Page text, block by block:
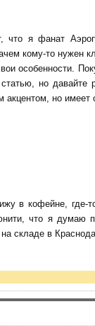
что я фанат
кому-то нужен
особенности.
но давайте
акцентом, но имеет
в кофейне,
что я
на складе в